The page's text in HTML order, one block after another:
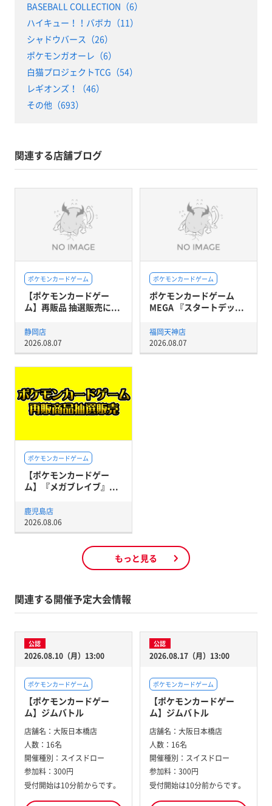
BASEBALL COLLECTION（6）
ハイキュー！！バボカ（11）
シャドウバース（26）
ポケモンガオーレ（6）
白猫プロジェクトTCG（54）
レギオンズ！（46）
その他（693）
関連する店舗ブログ
ポケモンカードゲーム
【ポケモンカードゲー
ム】再販品 抽選販売に...
静岡店
2026.08.07
ポケモンカードゲーム
ポケモンカードゲーム
MEGA 『スタートデッ...
福岡天神店
2026.08.07
ポケモンカードゲーム
【ポケモンカードゲー
ム】『メガブレイブ』...
鹿児島店
2026.08.06
もっと見る
関連する開催予定大会情報
公認
2026.08.10（月）13:00
ポケモンカードゲーム
【ポケモンカードゲー
ム】ジムバトル
店舗名： 大阪日本橋店
人数： 16名
開催種別： スイスドロー
参加料： 300円
受付開始は10分前からです。
公認
2026.08.17（月）13:00
ポケモンカードゲーム
【ポケモンカードゲー
ム】ジムバトル
店舗名： 大阪日本橋店
人数： 16名
開催種別： スイスドロー
参加料： 300円
受付開始は10分前からです。